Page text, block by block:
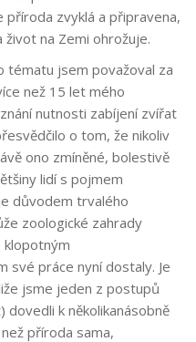
příroda zvyklá a připravena,
na Zemi ohrožuje.
tématu jsem považoval za
než 15 let mého
nutnosti zabíjení zvířat
o tom, že nikoliv
ono zmíněné, bolestivě
lidí s pojmem
důvodem trvalého
zoologické zahrady
klopotným
své práce nyní dostaly. Je
jsme jeden z postupů
k několikanásobně
příroda sama,